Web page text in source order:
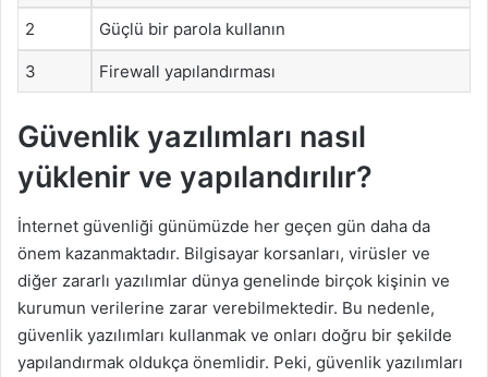
2 Güçlü bir parola kullanın
3 Firewall yapılandırması
Güvenlik yazılımları nasıl
yüklenir ve yapılandırılır?
İnternet güvenliği günümüzde her geçen gün daha da
önem kazanmaktadır. Bilgisayar korsanları, virüsler ve
diğer zararlı yazılımlar dünya genelinde birçok kişinin ve
kurumun verilerine zarar verebilmektedir. Bu nedenle,
güvenlik yazılımları kullanmak ve onları doğru bir şekilde
yapılandırmak oldukça önemlidir. Peki, güvenlik yazılımları